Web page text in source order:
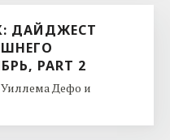
ДАЙДЖЕСТ
PART 2
Дефо и